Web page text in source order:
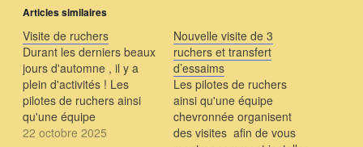
Articles similaires
Visite de ruchers
Durant les derniers beaux
jours d'automne , il y a
plein d'activités ! Les
pilotes de ruchers ainsi
qu'une équipe
chevronnée organisent
22 octobre 2025
Nouvelle visite de 3
ruchers et transfert
d’essaims
Les pilotes de ruchers
ainsi qu'une équipe
chevronnée organisent
des visites afin de vous